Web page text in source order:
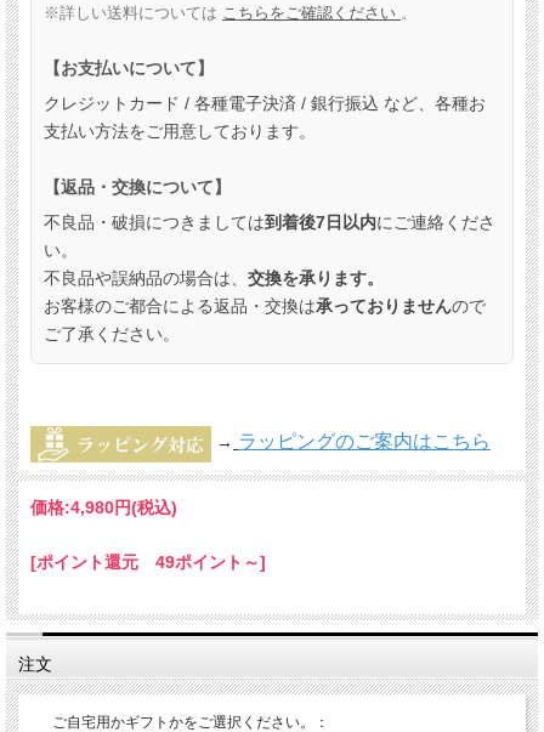
※詳しい送料については こちらをご確認ください 。
【お支払いについて】
クレジットカード / 各種電子決済 / 銀行振込 など、各種お
支払い方法をご用意しております。
【返品・交換について】
不良品・破損につきましては到着後7日以内にご連絡くださ
い。
不良品や誤納品の場合は、 交換を承ります。
お客様のご都合による返品・交換は承っておりませんので
ご了承ください。
→ ラッピングのご案内はこちら
価格:4,980円(税込)
[ポイント還元 49ポイント～]
注文
ご自宅用かギフトかをご選択ください。：